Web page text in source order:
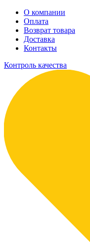
О компании
Оплата
Возврат товара
Доставка
Контакты
Контроль качества